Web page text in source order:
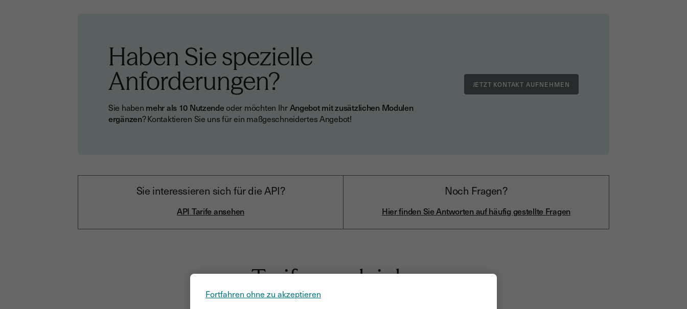
Haben Sie spezielle
Anforderungen?
Sie haben mehr als 10 Nutzendeoder möchten IhrAngebot mit zusätzlichen Modulen
ergänzen? Kontaktieren Sie uns für ein maßgeschneidertes Angebot!
JETZT KONTAKT AUFNEHMEN
Sie interessieren sich für die API?
API Tarife ansehen
Noch Fragen?
Hier finden Sie Antworten auf häufig gestellte Fragen
Tarife vergleichen
Fortfahren ohne zu akzeptieren